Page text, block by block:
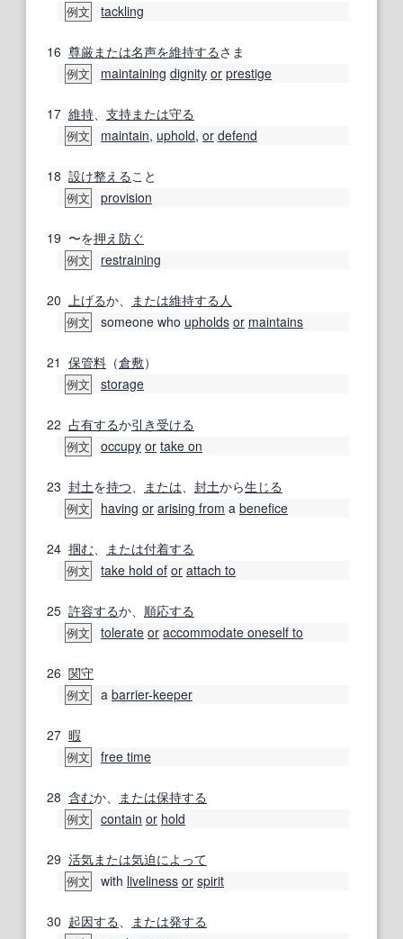
例文 tackling
16 尊厳または名声を維持するさま
例文 maintaining dignity or prestige
17 維持、 支持または守る
例文 maintain, uphold, or defend
18 設け整えること
例文 provision
19 〜を押え 防ぐ
例文 restraining
20 上げるか、 または維持する 人
例文 someone who upholds or maintains
21 保管料 （倉敷）
例文 storage
22 占有するか引き受ける
例文 occupy or take on
23 封土を持つ、 または、 封土から生じる
例文 having or arising from a benefice
24 掴む、 または付着する
例文 take hold of or attach to
25 許容するか、 順応する
例文 tolerate or accommodate oneself to
26 関守
例文 a barrier-keeper
27 暇
例文 free time
28 含むか、 または保持する
例文 contain or hold
29 活気または気迫によって
例文 with liveliness or spirit
30 起因する、 または発する